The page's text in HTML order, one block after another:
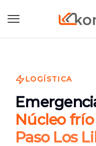
LOGÍSTICA
Núcleo
Paso Los